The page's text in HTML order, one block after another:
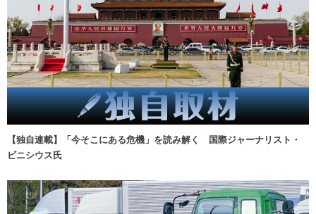
【独自連載】「今そこにある危機」を読み解く 国際ジャーナリスト・
ビニシウス氏